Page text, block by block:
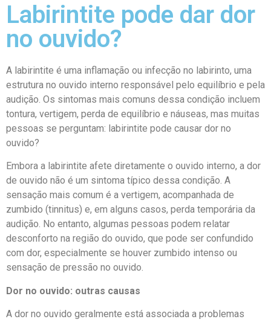
Labirintite pode dar dor
no ouvido?
A labirintite é uma inflamação ou infecção no labirinto, uma
estrutura no ouvido interno responsável pelo equilíbrio e pela
audição. Os sintomas mais comuns dessa condição incluem
tontura, vertigem, perda de equilíbrio e náuseas, mas muitas
pessoas se perguntam: labirintite pode causar dor no
ouvido?
Embora a labirintite afete diretamente o ouvido interno, a dor
de ouvido não é um sintoma típico dessa condição. A
sensação mais comum é a vertigem, acompanhada de
zumbido (tinnitus) e, em alguns casos, perda temporária da
audição. No entanto, algumas pessoas podem relatar
desconforto na região do ouvido, que pode ser confundido
com dor, especialmente se houver zumbido intenso ou
sensação de pressão no ouvido.
Dor no ouvido: outras causas
A dor no ouvido geralmente está associada a problemas